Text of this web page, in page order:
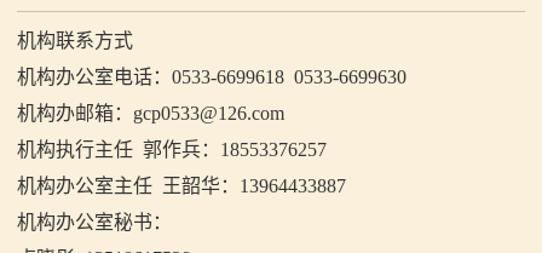
机构联系方式
机构办公室电话：0533-6699618 0533-6699630
机构办邮箱：gcp0533@126.com
机构执行主任 郭作兵：18553376257
机构办公室主任 王韶华：13964433887
机构办公室秘书：